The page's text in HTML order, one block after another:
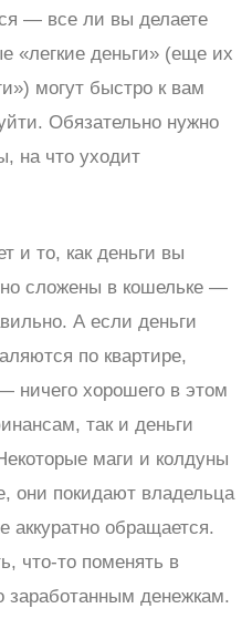
— все ли вы делаете
«легкие деньги» (еще их
могут быстро к вам
Обязательно нужно
на что уходит
и то, как деньги вы
сложены в кошельке —
А если деньги
по квартире,
ничего хорошего в этом
так и деньги
маги и колдуны
они покидают владельца
аккуратно обращается.
что-то поменять в
заработанным денежкам.